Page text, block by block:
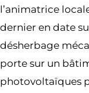
l’animatrice
dernier en date
désherbage
porte sur un
photovoltaïques